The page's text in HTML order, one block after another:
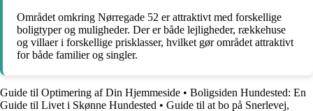
Området omkring Nørregade 52 er attraktivt med forskellige
boligtyper og muligheder. Der er både lejligheder, rækkehuse
og villaer i forskellige prisklasser, hvilket gør området attraktivt
for både familier og singler.
Guide til Optimering af Din Hjemmeside • Boligsiden Hundested: En
Guide til Livet i Skønne Hundested • Guide til at bo på Snerlevej,